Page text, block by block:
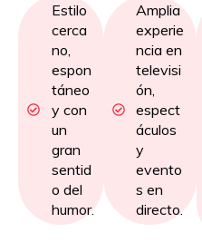
Estilo
cerca
no,
espon
táneo
y con
un
gran
sentid
o del
humor.
Amplia
experie
ncia en
televisi
ón,
espect
áculos
y
evento
s en
directo.